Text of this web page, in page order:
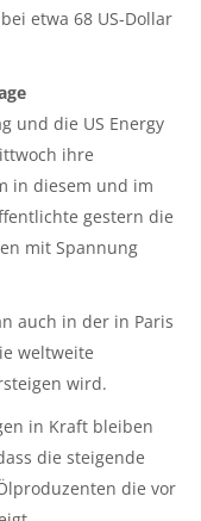
etwa 68 US-Dollar
und die US Energy
ihre
in diesem und im
gestern die
mit Spannung
auch in der in Paris
weltweite
wird.
in Kraft bleiben
die steigende
die vor